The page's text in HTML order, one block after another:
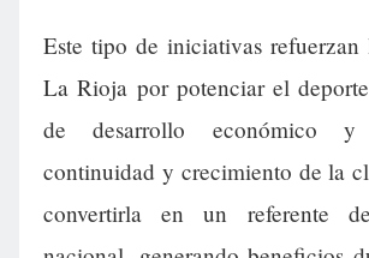
Este tipo de iniciativas refuerzan
La Rioja por potenciar el
de desarrollo económico
continuidad y crecimiento de la
convertirla en un referente